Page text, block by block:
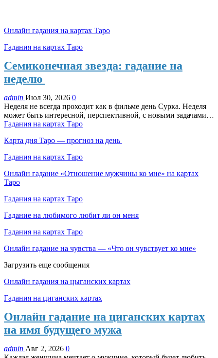
Онлайн гадания на картах Таро
Гадания на картах Таро
Семиконечная звезда: гадание на
неделю
admin Июл 30, 2026 0
Неделя не всегда проходит как в фильме день Сурка. Неделя
может быть интересной, перспективной, с новыми задачами…
Гадания на картах Таро
Карта дня Таро — прогноз на день
Гадания на картах Таро
Онлайн гадание «Отношение мужчины ко мне» на картах
Таро
Гадания на картах Таро
Гадание на любимого любит ли он меня
Гадания на картах Таро
Онлайн гадание на чувства — «Что он чувствует ко мне»
Загрузить еще сообщения
Онлайн гадания на цыганских картах
Гадания на циганских картах
Онлайн гадание на циганских картах
на имя будущего мужа
admin Авг 2, 2026 0